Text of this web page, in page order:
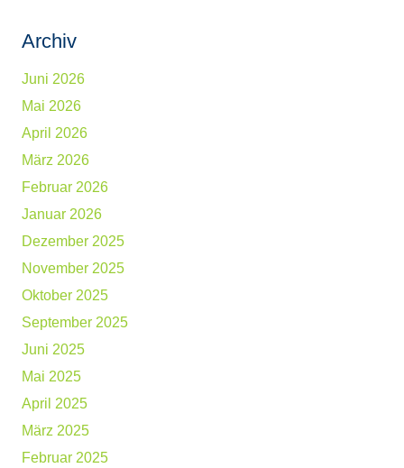
Archiv
Juni 2026
Mai 2026
April 2026
März 2026
Februar 2026
Januar 2026
Dezember 2025
November 2025
Oktober 2025
September 2025
Juni 2025
Mai 2025
April 2025
März 2025
Februar 2025